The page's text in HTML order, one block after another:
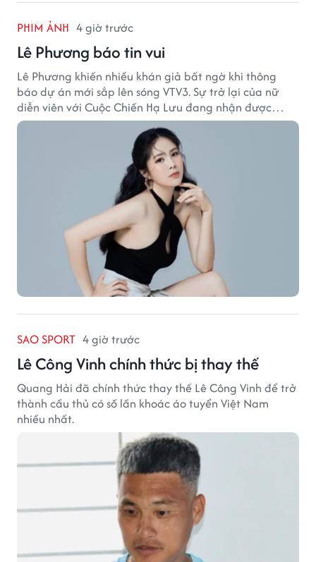
PHIM ẢNH 4 giờ trước
Lê Phương báo tin vui
Lê Phương khiến nhiều khán giả bất ngờ khi thông
báo dự án mới sắp lên sóng VTV3. Sự trở lại của nữ
diễn viên với Cuộc Chiến Hạ Lưu đang nhận được
nhiều sự quan tâm.
SAO SPORT 4 giờ trước
Lê Công Vinh chính thức bị thay thế
Quang Hải đã chính thức thay thế Lê Công Vinh để trở
thành cầu thủ có số lần khoác áo tuyển Việt Nam
nhiều nhất.